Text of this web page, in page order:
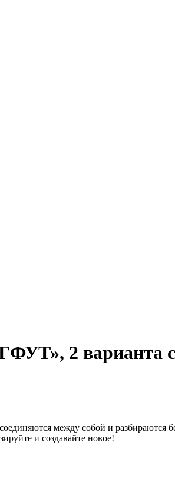
2 варианта
между собой и разбираются
и создавайте новое!